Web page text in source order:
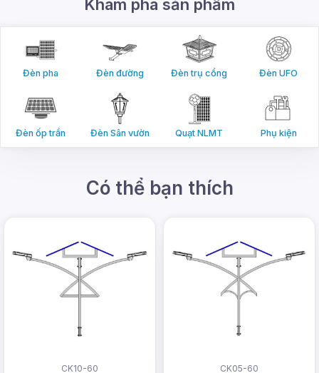
Khám phá sản phẩm
Đèn pha Đèn đường Đèn trụ cổng Đèn UFO
Đèn ốp trần Đèn Sân vườn Quạt NLMT Phụ kiện
Có thể bạn thích
CK10-60 CK05-60